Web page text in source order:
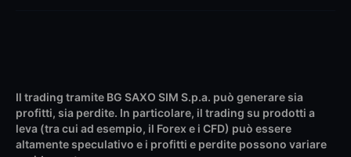
Il trading tramite BG SAXO SIM S.p.a. può generare sia
profitti, sia perdite. In particolare, il trading su prodotti a
leva (tra cui ad esempio, il Forex e i CFD) può essere
altamente speculativo e i profitti e perdite possono variare